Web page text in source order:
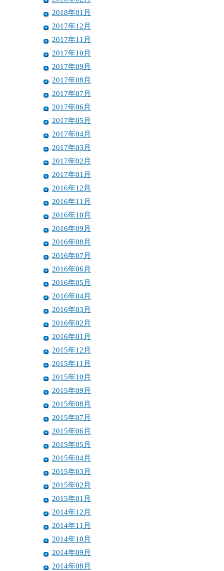
2018年01月
2017年12月
2017年11月
2017年10月
2017年09月
2017年08月
2017年07月
2017年06月
2017年05月
2017年04月
2017年03月
2017年02月
2017年01月
2016年12月
2016年11月
2016年10月
2016年09月
2016年08月
2016年07月
2016年06月
2016年05月
2016年04月
2016年03月
2016年02月
2016年01月
2015年12月
2015年11月
2015年10月
2015年09月
2015年08月
2015年07月
2015年06月
2015年05月
2015年04月
2015年03月
2015年02月
2015年01月
2014年12月
2014年11月
2014年10月
2014年09月
2014年08月